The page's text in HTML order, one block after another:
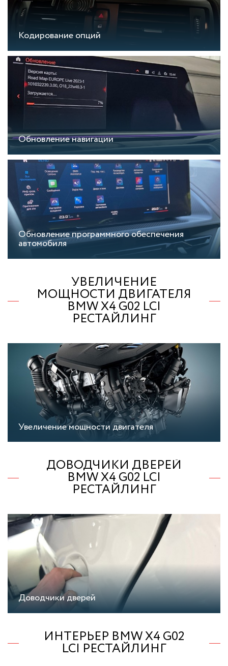
Кодирование опций
Обновление навигации
Обновление программного обеспечения
автомобиля
УВЕЛИЧЕНИЕ
МОЩНОСТИ ДВИГАТЕЛЯ
BMW X4 G02 LCI
РЕСТАЙЛИНГ
Увеличение мощности двигателя
ДОВОДЧИКИ ДВЕРЕЙ
BMW X4 G02 LCI
РЕСТАЙЛИНГ
Доводчики дверей
ИНТЕРЬЕР BMW X4 G02
LCI РЕСТАЙЛИНГ